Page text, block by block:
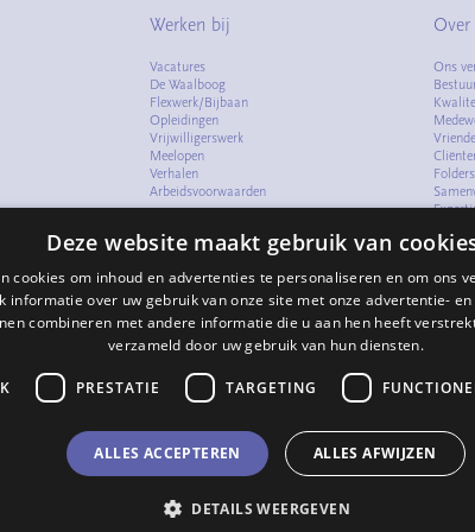
Werken bij
Vacatures
De Waalboog
Flexwerk/Bijbaan
Opleidingen
Vrijwilligerswerk
Meelopen
Verhalen
Arbeidsvoorwaarden
Over
Ons
Deze website maakt gebruik van
cookies om inhoud en advertenties te personaliseren en om ons
informatie over uw gebruik van onze site met onze advertentie-
combineren met andere informatie die u aan hen heeft
verzameld door uw gebruik van hun diensten.
PRESTATIE TARGETING
ALLES ACCEPTEREN ALLES AFWIJZEN
DETAILS WEERGEVEN